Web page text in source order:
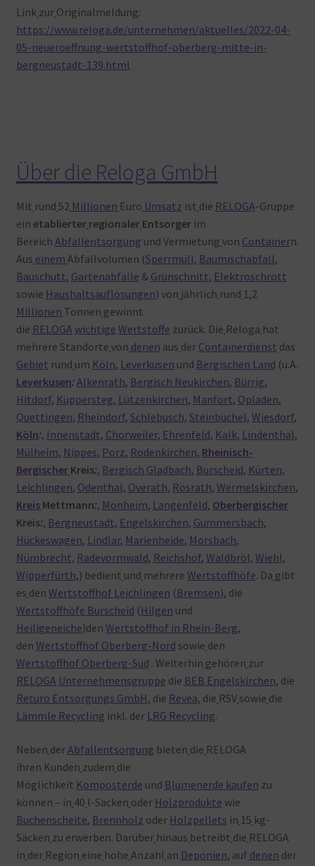
Link zur Originalmeldung:
https://www.reloga.de/unternehmen/aktuelles/2022-04-
05-neueroeffnung-wertstoffhof-oberberg-mitte-in-
bergneustadt-139.html
Über die Reloga GmbH
Mit rund 52 Millionen Euro Umsatz ist die RELOGA-Gruppe
ein etablierter regionaler Entsorger im
Bereich Abfallentsorgung und Vermietung von Containern.
Aus einem Abfallvolumen (Sperrmüll, Baumischabfall,
Bauschutt, Gartenabfälle & Grünschnitt, Elektroschrott
sowie Haushaltsauflösungen) von jährlich rund 1,2
Millionen Tonnen gewinnt
die RELOGAwichtige Wertstoffe zurück. Die Reloga hat
mehrere Standorte von denen aus der Containerdienst das
Gebiet rund um Köln, Leverkusen und Bergischen Land (u.A.
Leverkusen:Alkenrath, Bergisch Neukirchen, Bürrig,
Hitdorf, Küppersteg, Lützenkirchen, Manfort, Opladen,
Quettingen, Rheindorf, Schlebusch, Steinbüchel, Wiesdorf,
Köln:, Innenstadt, Chorweiler, Ehrenfeld, Kalk, Lindenthal,
Mülheim, Nippes, Porz, Rodenkirchen, Rheinisch-
Bergischer Kreis:, Bergisch Gladbach, Burscheid, Kürten,
Leichlingen, Odenthal, Overath, Rösrath, Wermelskirchen,
Kreis Mettmann:, Monheim, Langenfeld, Oberbergischer
Kreis:, Bergneustadt, Engelskirchen, Gummersbach,
Hückeswagen, Lindlar, Marienheide, Morsbach,
Nümbrecht, Radevormwald, Reichshof, Waldbröl, Wiehl,
Wipperfürth,) bedient und mehrere Wertstoffhöfe. Da gibt
es den Wertstoffhof Leichlingen ( Bremsen), die
Wertstoffhöfe Burscheid ( Hilgen und
Heiligeneiche)den Wertstoffhof in Rhein-Berg,
den Wertstoffhof Oberberg-Nord sowie den
Wertstoffhof Oberberg-Süd . Weiterhin gehören zur
RELOGA Unternehmensgruppe die BEB Engelskirchen, die
Returo Entsorgungs GmbH, die Revea, die RSV sowie die
Lämmle Recycling inkl. der LRG Recycling.
Neben derAbfallentsorgung bieten die RELOGA
ihren Kunden zudem die
Möglichkeit Komposterde und Blumenerde kaufen zu
können – in 40 l-Säcken oder Holzprodukte wie
Buchenscheite, Brennholz oder Holzpellets in 15 kg-
Säcken zu erwerben. Darüber hinaus betreibt die RELOGA
in der Region eine hohe Anzahl an Deponien, auf denen der